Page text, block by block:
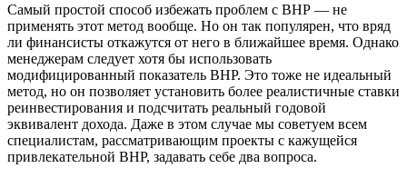
Самый простой способ избежать проблем с ВНР — не
применять этот метод вообще. Но он так популярен, что вряд
ли финансисты откажутся от него в ближайшее время. Однако
менеджерам следует хотя бы использовать
модифицированный показатель ВНР. Это тоже не идеальный
метод, но он позволяет установить более реалистичные ставки
реинвестирования и подсчитать реальный годовой
эквивалент дохода. Даже в этом случае мы советуем всем
специалистам, рассматривающим проекты с кажущейся
привлекательной ВНР, задавать себе два вопроса.